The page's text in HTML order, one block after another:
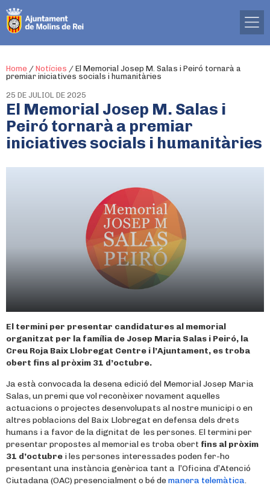
Home / Notícies / El Memorial Josep M. Salas i Peiró tornarà a
premiar iniciatives socials i humanitàries
25 DE JULIOL DE 2025
El Memorial Josep M. Salas i
Peiró tornarà a premiar
iniciatives socials i humanitàries
El termini per presentar candidatures al memorial
organitzat per la família de Josep Maria Salas i Peiró, la
Creu Roja Baix Llobregat Centre i l’Ajuntament, es troba
obert fins al pròxim 31 d’octubre.
Ja està convocada la desena edició del Memorial Josep Maria
Salas, un premi que vol reconèixer novament aquelles
actuacions o projectes desenvolupats al nostre municipi o en
altres poblacions del Baix Llobregat en defensa dels drets
humans i a favor de la dignitat de les persones. El termini per
presentar propostes al memorial es troba obert fins al pròxim
31 d’octubre i les persones interessades poden fer-ho
presentant una instància genèrica tant a l’Oficina d’Atenció
Ciutadana (OAC) presencialment o bé demanera telemàtica.